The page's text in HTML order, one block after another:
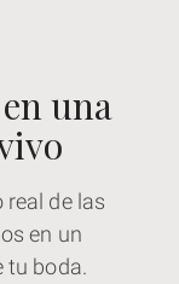
una
de las
en un
tu boda.